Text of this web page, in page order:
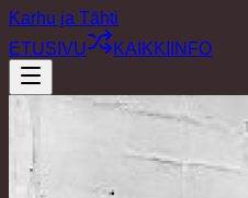
Karhu ja Tähti
ETUSIVU
KAIKKI INFO